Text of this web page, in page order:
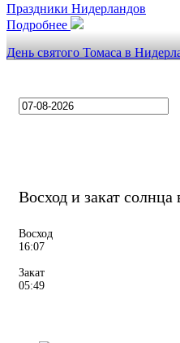
Праздники Нидерландов
Подробнее
День святого Томаса в
Восход и закат солнца
Восход
16:07
Закат
05:49